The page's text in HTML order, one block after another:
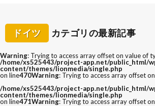
ドイツ カテゴリの最新記事
Warning: Trying to access array offset on value of
/home/xs525443/project-app.net/public_html/
content/themes/lionmedia/single.php
on line470Warning: Trying to access array offset
/home/xs525443/project-app.net/public_html/
content/themes/lionmedia/single.php
on line471Warning: Trying to access array offset